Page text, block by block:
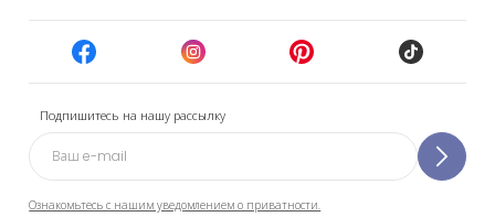
Подпишитесь на нашу рассылку
Ознакомьтесь с нашим уведомлением о приватности.